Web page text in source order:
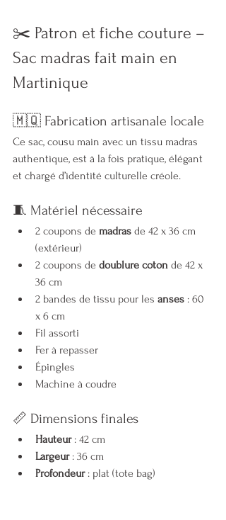
✂️ Patron et fiche couture –
Sac madras fait main en
Martinique
🇲🇶 Fabrication artisanale locale
Ce sac, cousu main avec un tissu madras
authentique, est à la fois pratique, élégant
et chargé d’identité culturelle créole.
🧵 Matériel nécessaire
2 coupons de madras de 42 x 36 cm
(extérieur)
2 coupons de doublure coton de 42 x
36 cm
2 bandes de tissu pour les anses : 60
x 6 cm
Fil assorti
Fer à repasser
Épingles
Machine à coudre
📏 Dimensions finales
Hauteur : 42 cm
Largeur : 36 cm
Profondeur : plat (tote bag)